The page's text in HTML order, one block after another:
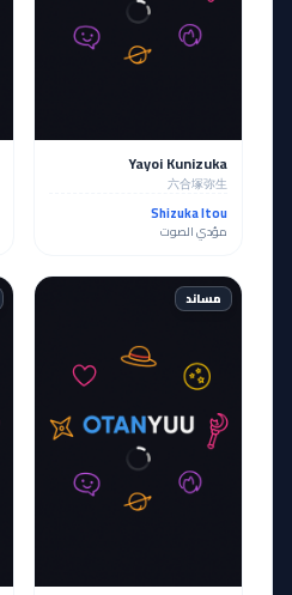
Yayoi Kunizuka
六合塚弥生
Shizuka Itou
مؤدي الصوت
مساند